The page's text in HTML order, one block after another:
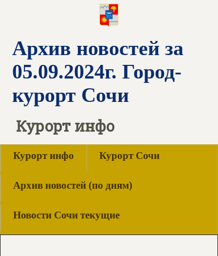
Архив новостей за
05.09.2024г. Город-
курорт Сочи
Курорт инфо
Курорт инфо Курорт Сочи
Архив новостей (по дням)
Новости Сочи текущие